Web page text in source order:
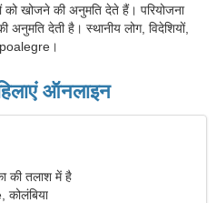
खोजने की अनुमति देते हैं। परियोजना
अनुमति देती है। स्थानीय लोग, विदेशियों,
ऑनलाइन
की तलाश में है